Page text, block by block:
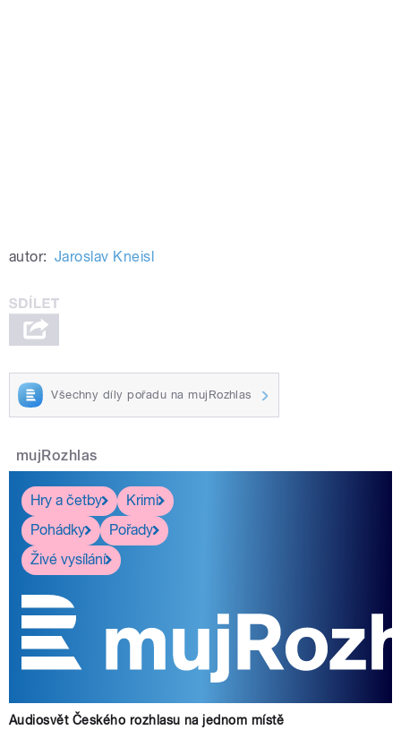
autor: Jaroslav Kneisl
Všechny díly pořadu na mujRozhlas
mujRozhlas
Hry a četby
Krimi
Pohádky
Pořady
Živé vysílání
Audiosvět Českého rozhlasu na jednom místě